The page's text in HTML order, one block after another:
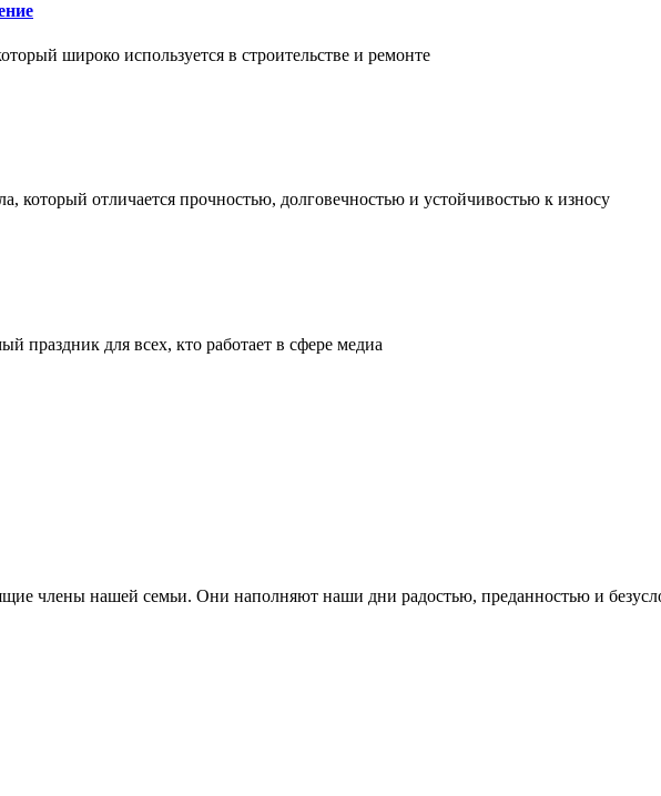
широко используется в строительстве и ремонте
который отличается прочностью, долговечностью и устойчивостью к износу
праздник для всех, кто работает в сфере медиа
члены нашей семьи. Они наполняют наши дни радостью, преданностью и